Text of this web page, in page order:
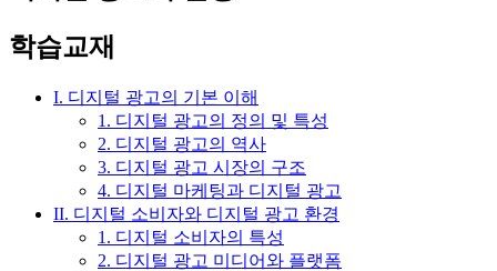
학습교재
I. 디지털 광고의 기본 이해
1. 디지털 광고의 정의 및 특성
2. 디지털 광고의 역사
3. 디지털 광고 시장의 구조
4. 디지털 마케팅과 디지털 광고
II. 디지털 소비자와 디지털 광고 환경
1. 디지털 소비자의 특성
2. 디지털 광고 미디어와 플랫폼